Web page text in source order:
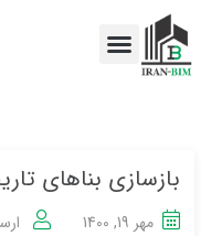
بازسازی بناهای
مهر 19, 1400